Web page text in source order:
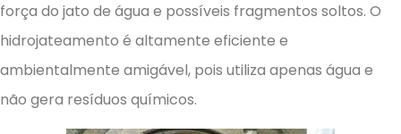
força do jato de água e possíveis fragmentos soltos. O
hidrojateamento é altamente eficiente e
ambientalmente amigável, pois utiliza apenas água e
não gera resíduos químicos.